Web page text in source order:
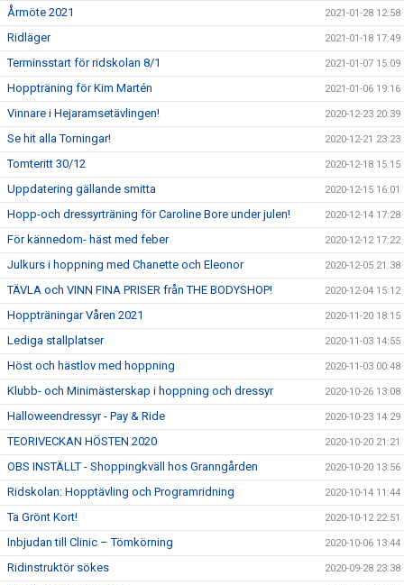
Årmöte 2021 2021-01-28 12:58
Ridläger 2021-01-18 17:49
Terminsstart för ridskolan 8/1 2021-01-07 15:09
Hoppträning för Kim Martén 2021-01-06 19:16
Vinnare i Hejaramsetävlingen! 2020-12-23 20:39
Se hit alla Torningar! 2020-12-21 23:23
Tomteritt 30/12 2020-12-18 15:15
Uppdatering gällande smitta 2020-12-15 16:01
Hopp-och dressyrträning för Caroline Bore under julen! 2020-12-14 17:28
För kännedom- häst med feber 2020-12-12 17:22
Julkurs i hoppning med Chanette och Eleonor 2020-12-05 21:38
TÄVLA och VINN FINA PRISER från THE BODYSHOP! 2020-12-04 15:12
Hoppträningar Våren 2021 2020-11-20 18:15
Lediga stallplatser 2020-11-03 14:55
Höst och hästlov med hoppning 2020-11-03 00:48
Klubb- och Minimästerskap i hoppning och dressyr 2020-10-26 13:08
Halloweendressyr - Pay & Ride 2020-10-23 14:29
TEORIVECKAN HÖSTEN 2020 2020-10-20 21:21
OBS INSTÄLLT - Shoppingkväll hos Granngården 2020-10-20 13:56
Ridskolan: Hopptävling och Programridning 2020-10-14 11:44
Ta Grönt Kort! 2020-10-12 22:51
Inbjudan till Clinic – Tömkörning 2020-10-06 13:44
Ridinstruktör sökes 2020-09-28 23:38